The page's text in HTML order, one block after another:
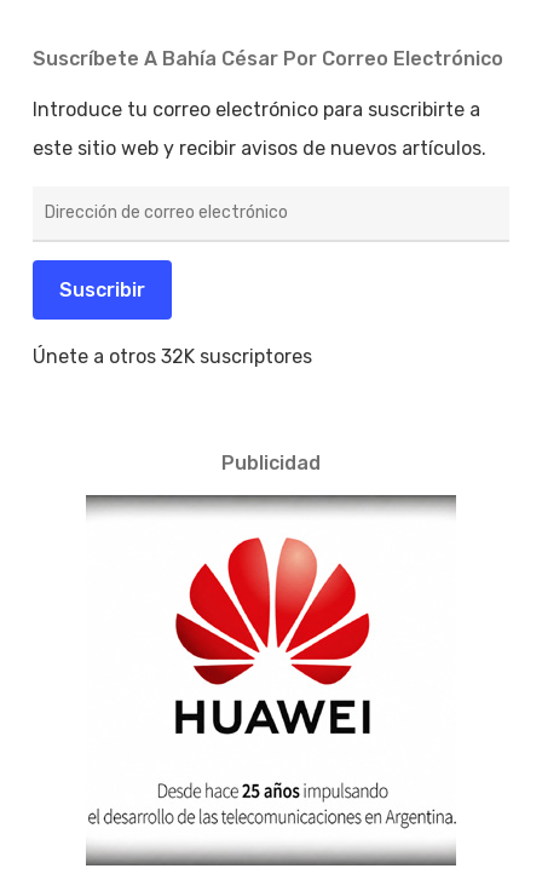
Suscríbete A Bahía César Por Correo Electrónico
Introduce tu correo electrónico para suscribirte a
este sitio web y recibir avisos de nuevos artículos.
de
electrónico
Suscribir
Únete a otros 32K suscriptores
Publicidad